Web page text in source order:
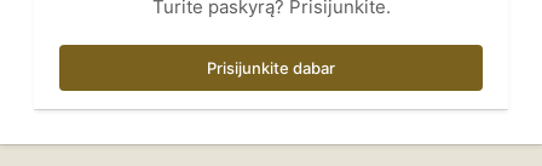
Turite paskyrą? Prisijunkite.
Prisijunkite dabar